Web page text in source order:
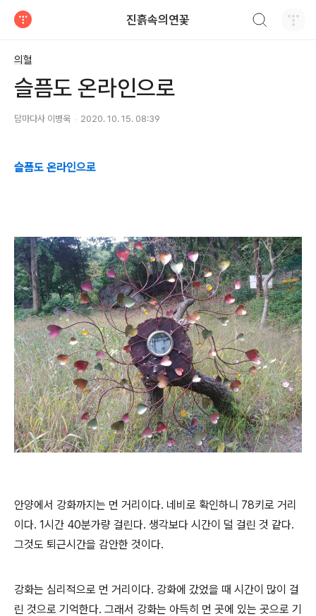
진흙속의연꽃
의혈
슬픔도 온라인으로
담마다사 이병욱 2020. 10. 15. 08:39
슬픔도 온라인으로
안양에서 강화까지는 먼 거리이다. 네비로 확인하니 78키로 거리
이다. 1시간 40분가량 걸린다. 생각보다 시간이 덜 걸린 것 같다.
그것도 퇴근시간을 감안한 것이다.
강화는 심리적으로 먼 거리이다. 강화에 갔었을 때 시간이 많이 걸
린 것으로 기억한다. 그래서 강화는 아득히 먼 곳에 있는 곳으로 기